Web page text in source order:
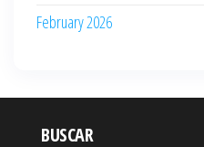
February 2026
BUSCAR